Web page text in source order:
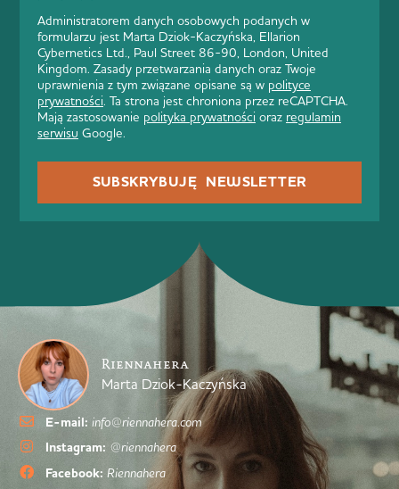
Administratorem danych osobowych podanych w
formularzu jest Marta Dziok-Kaczyńska, Ellarion
Cybernetics Ltd., Paul Street 86-90, London, United
Kingdom. Zasady przetwarzania danych oraz Twoje
uprawnienia z tym związane opisane są w polityce
prywatności. Ta strona jest chroniona przez reCAPTCHA.
Mają zastosowanie polityka prywatności oraz regulamin
serwisu Google.
SUBSKRYBUJĘ NEWSLETTER
Riennahera
Marta Dziok-Kaczyńska
E-mail: info@riennahera.com
Instagram: @riennahera
Facebook: Riennahera